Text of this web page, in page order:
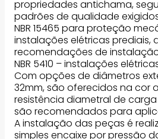
propriedades antichama,
padrões de qualidade
NBR 15465 para proteção
instalações elétricas prediais,
recomendações de
NBR 5410 – instalações
Com opções de diâmetros
32mm, são oferecidos na cor
resistência diametral de
são recomendados para
A instalação das peças é
simples encaixe por pressão